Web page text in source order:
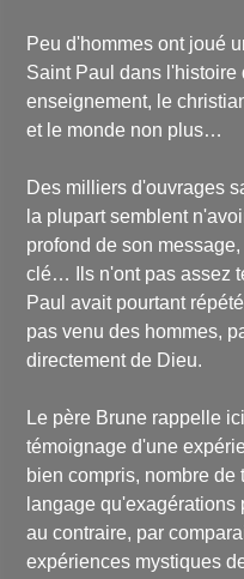
Peu d'hommes ont joué
Saint Paul dans l'histoire
enseignement, le
et le monde non plus…
Des milliers d'ouvrages
la plupart semblent
profond de son
clé… Ils n'ont pas assez
Paul avait pourtant
pas venu des hommes,
directement de Dieu.
Le père Brune rappelle
témoignage d'une
bien compris, nombre
langage qu'exagérations
au contraire, par
expériences mystiques